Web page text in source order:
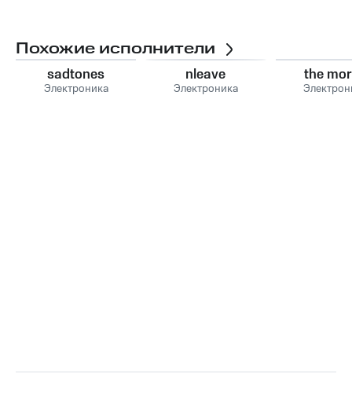
Похожие исполнители
sadtones
Электроника
nleave
Электроника
the